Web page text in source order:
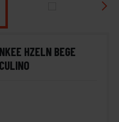
HZELN BEGE